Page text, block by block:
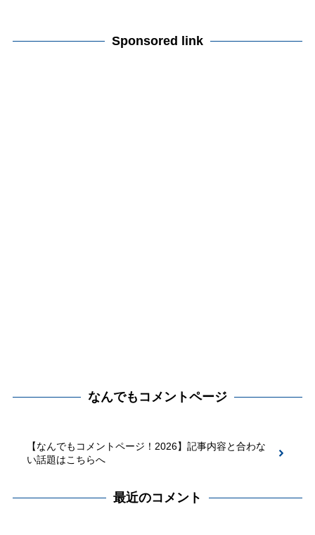
Sponsored link
なんでもコメントページ
【なんでもコメントページ！2026】記事内容と合わな
い話題はこちらへ
最近のコメント